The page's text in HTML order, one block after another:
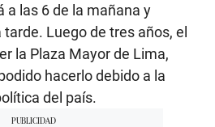
a las 6 de la mañana y
Luego de tres años, el
la Plaza Mayor de Lima,
hacerlo debido a la
del país.